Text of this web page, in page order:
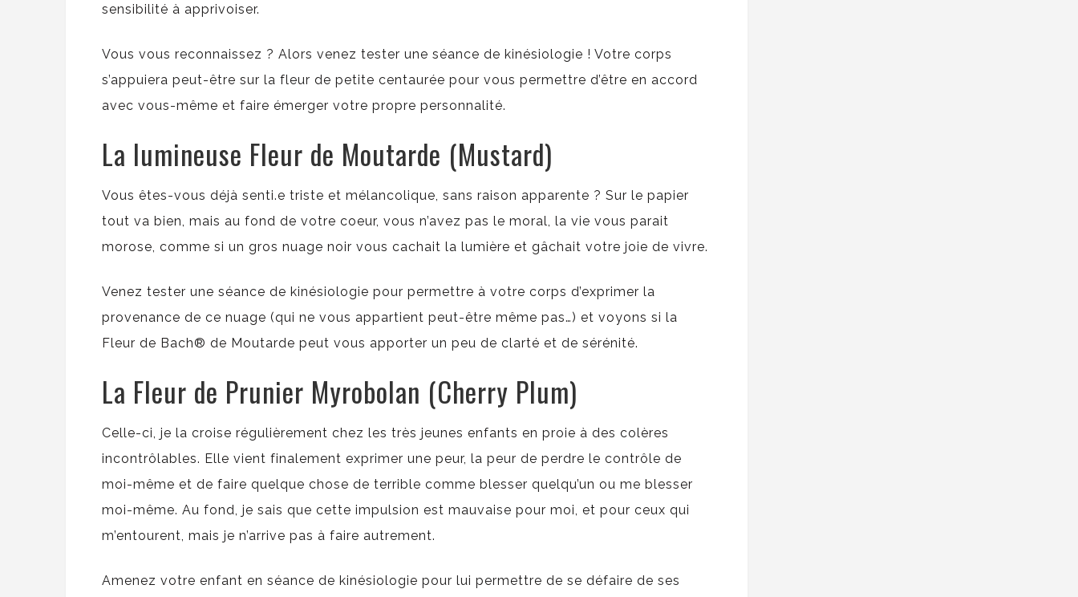
sensibilité à apprivoiser.
Vous vous reconnaissez ? Alors venez tester une séance de kinésiologie ! Votre corps
s’appuiera peut-être sur la fleur de petite centaurée pour vous permettre d’être en accord
avec vous-même et faire émerger votre propre personnalité.
La lumineuse Fleur de Moutarde (Mustard)
Vous êtes-vous déjà senti.e triste et mélancolique, sans raison apparente ? Sur le papier
tout va bien, mais au fond de votre coeur, vous n’avez pas le moral, la vie vous parait
morose, comme si un gros nuage noir vous cachait la lumière et gâchait votre joie de vivre.
Venez tester une séance de kinésiologie pour permettre à votre corps d’exprimer la
provenance de ce nuage (qui ne vous appartient peut-être même pas…) et voyons si la
Fleur de Bach® de Moutarde peut vous apporter un peu de clarté et de sérénité.
La Fleur de Prunier Myrobolan (Cherry Plum)
Celle-ci, je la croise régulièrement chez les très jeunes enfants en proie à des colères
incontrôlables. Elle vient finalement exprimer une peur, la peur de perdre le contrôle de
moi-même et de faire quelque chose de terrible comme blesser quelqu’un ou me blesser
moi-même. Au fond, je sais que cette impulsion est mauvaise pour moi, et pour ceux qui
m’entourent, mais je n’arrive pas à faire autrement.
Amenez votre enfant en séance de kinésiologie pour lui permettre de se défaire de ses